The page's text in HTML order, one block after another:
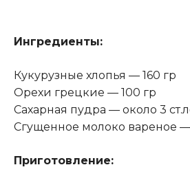
Ингредиенты:
Кукурузные хлопья — 160 гр
Орехи грецкие — 100 гр
Сахарная пудра — около 3
Сгущенное молоко вареное —
Приготовление: